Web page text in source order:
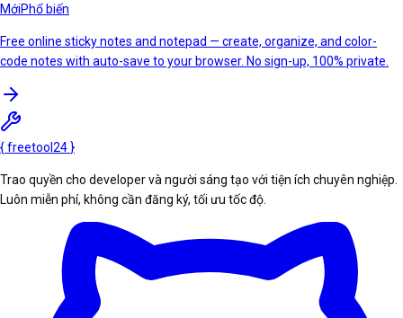
MớiPhổ biến
Free online sticky notes and notepad — create, organize, and color-
code notes with auto-save to your browser. No sign-up, 100% private.
{freetool 24 }
Trao quyền cho developer và người sáng tạo với tiện ích chuyên nghiệp.
Luôn miễn phí, không cần đăng ký, tối ưu tốc độ.